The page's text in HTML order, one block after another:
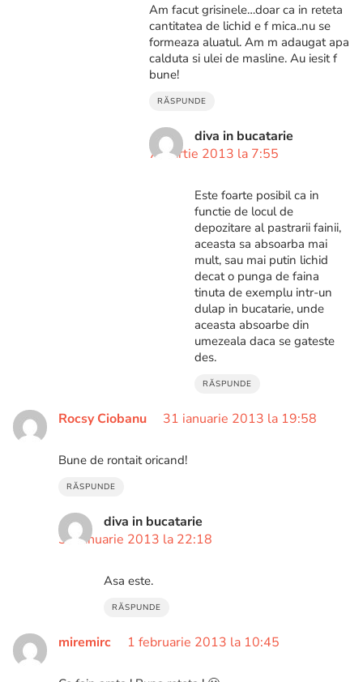
Am facut grisinele…doar ca in reteta
cantitatea de lichid e f mica..nu se
formeaza aluatul. Am m adaugat apa
calduta si ulei de masline. Au iesit f
bune!
RĂSPUNDE
diva in bucatarie
7 martie 2013 la 7:55
Este foarte posibil ca in
functie de locul de
depozitare al pastrarii fainii,
aceasta sa absoarba mai
mult, sau mai putin lichid
decat o punga de faina
tinuta de exemplu intr-un
dulap in bucatarie, unde
aceasta absoarbe din
umezeala daca se gateste
des.
RĂSPUNDE
Rocsy Ciobanu 31 ianuarie 2013 la 19:58
Bune de rontait oricand!
RĂSPUNDE
diva in bucatarie
31 ianuarie 2013 la 22:18
Asa este.
RĂSPUNDE
miremirc 1 februarie 2013 la 10:45